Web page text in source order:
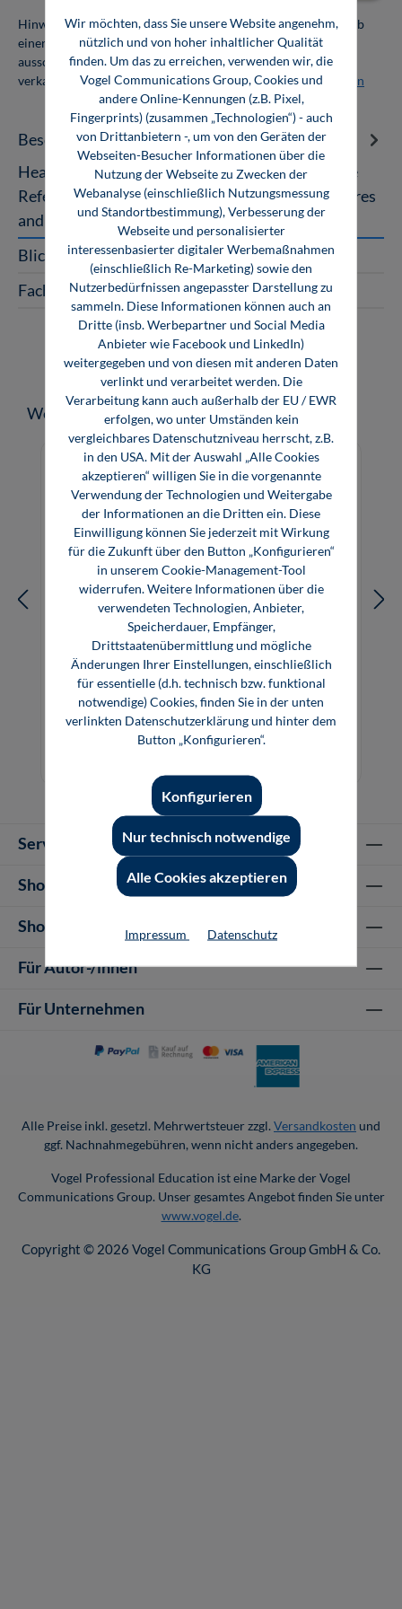
Hinweis: Als Firmenkunde erhalten Sie einen Mengenrabatt ab
einer Abnahmemenge von 10 Exemplaren. Die Bücher dürfen
ausschließlich für den Eigenbedarf genutzt und nicht weiter
verkauft werden. Weitere Informationen unterFirmenlizenzen
Beschreibung
Heat Transfer Technique with Organic Fluids The
Reference Book on the Basics, Common Procedures
and Legal Standards for Hand…Mehr
Blick ins Buch
Fachartikel zum Buch
Produktgalerie überspringen
Weitere Medien zum Thema
Wärmeträgertechnik mit organischen
Fluiden
Service-Hotline
Shop Informationen
Shop-Service
Für Autor-/innen
Für Unternehmen
Alle Preise inkl. gesetzl. Mehrwertsteuer zzgl. Versandkosten und
ggf. Nachnahmegebühren, wenn nicht anders angegeben.
Vogel Professional Education ist eine Marke der Vogel
Communications Group. Unser gesamtes Angebot finden Sie unter
www.vogel.de.
Copyright © 2026 Vogel Communications Group GmbH & Co.
KG
Wir möchten, dass Sie unsere Website angenehm,
nützlich und von hoher inhaltlicher Qualität
finden. Um das zu erreichen, verwenden wir, die
Vogel Communications Group, Cookies und
andere Online-Kennungen (z.B. Pixel,
Fingerprints) (zusammen „Technologien“) - auch
von Drittanbietern -, um von den Geräten der
Webseiten-Besucher Informationen über die
Nutzung der Webseite zu Zwecken der
Webanalyse (einschließlich Nutzungsmessung
und Standortbestimmung), Verbesserung der
Webseite und personalisierter
interessenbasierter digitaler Werbemaßnahmen
(einschließlich Re-Marketing) sowie den
Nutzerbedürfnissen angepasster Darstellung zu
sammeln. Diese Informationen können auch an
Dritte (insb. Werbepartner und Social Media
Anbieter wie Facebook und LinkedIn)
weitergegeben und von diesen mit anderen Daten
verlinkt und verarbeitet werden. Die
Verarbeitung kann auch außerhalb der EU / EWR
erfolgen, wo unter Umständen kein
vergleichbares Datenschutzniveau herrscht, z.B.
in den USA. Mit der Auswahl „Alle Cookies
akzeptieren“ willigen Sie in die vorgenannte
Verwendung der Technologien und Weitergabe
der Informationen an die Dritten ein. Diese
Einwilligung können Sie jederzeit mit Wirkung
für die Zukunft über den Button „Konfigurieren“
in unserem Cookie-Management-Tool
widerrufen. Weitere Informationen über die
verwendeten Technologien, Anbieter,
Speicherdauer, Empfänger,
Drittstaatenübermittlung und mögliche
Änderungen Ihrer Einstellungen, einschließlich
für essentielle (d.h. technisch bzw. funktional
notwendige) Cookies, finden Sie in der unten
verlinkten Datenschutzerklärung und hinter dem
Button „Konfigurieren“.
Nur technisch notwendige
Konfigurieren
Alle Cookies akzeptieren
Impressum Datenschutz